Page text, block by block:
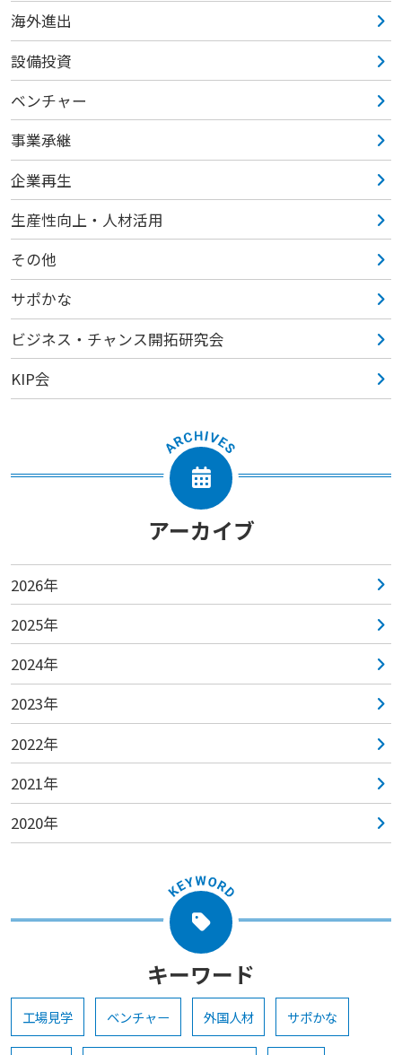
海外進出
設備投資
ベンチャー
事業承継
企業再生
生産性向上・人材活用
その他
サポかな
ビジネス・チャンス開拓研究会
KIP会
アーカイブ
2026年
2025年
2024年
2023年
2022年
2021年
2020年
キーワード
工場見学 ベンチャー 外国人材 サポかな